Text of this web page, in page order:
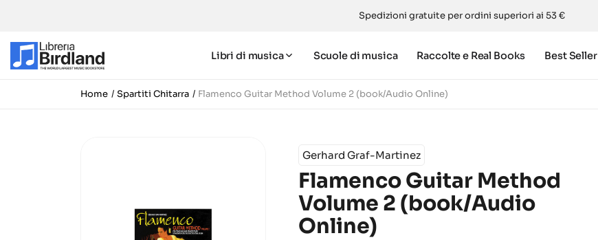
Spedizioni gratuite per ordini superiori ai 53 €
Libri di musica Scuole di musica Raccolte e Real Books Best Seller
Home Spartiti Chitarra Flamenco Guitar Method Volume 2 (book/Audio Online)
Gerhard Graf-Martinez
Flamenco Guitar Method
Volume 2 (book/Audio
Online)